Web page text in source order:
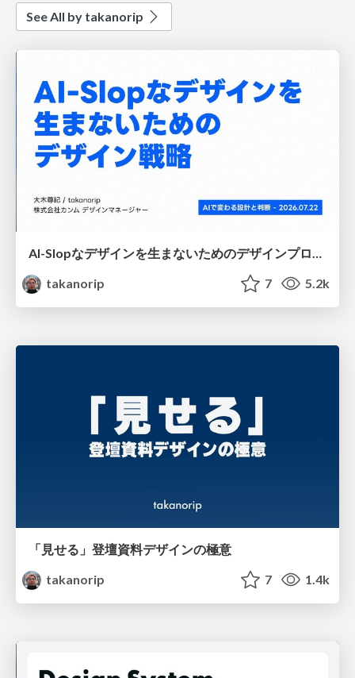
See All by takanorip
AI-Slopなデザインを生まないためのデザインプロセス戦略
takanorip
7 5.2k
「見せる」登壇資料デザインの極意
takanorip
7 1.4k